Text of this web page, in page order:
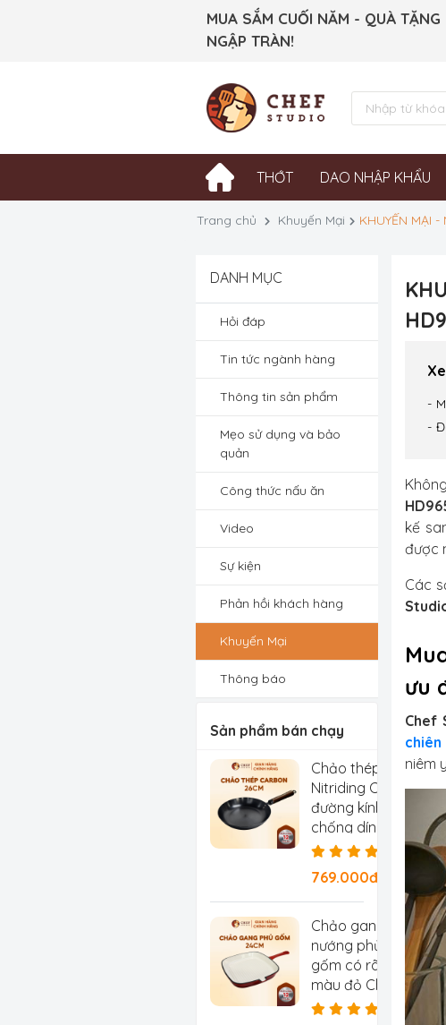
MUA SẮM CUỐI NĂM - QUÀ TẶNG
NGẬP TRÀN!
THỚT DAO NHẬP KHẨU
Trang chủ Khuyến Mại KHUYẾN MẠI
DANH MỤC
Hỏi đáp
Tin tức ngành hàng
Thông tin sản phẩm
Mẹo sử dụng và bảo
quản
Công thức nấu ăn
Video
Sự kiện
Phản hồi khách hàng
Khuyến Mại
Thông báo
Sản phẩm bán chạy
Chảo thép Carbon
Nitriding Chef Studio
đường kính 26 cm,
chống dính tự nhiên,
chống rỉ, chống
769.000đ/Chiếc
Chảo gang
nướng phủ
gốm có rãnh
màu đỏ Chef
Studio, đường
kế
được
Các
ưu
Chef
niêm